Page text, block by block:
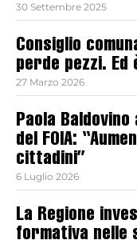
30 Settembre 2025
Consiglio
perde pezzi.
27 Marzo 2026
Paola
del FOIA:
cittadini”
6 Luglio 2026
La Regione
formativa nelle